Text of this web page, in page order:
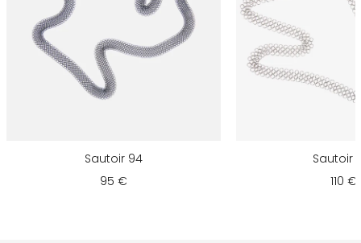
Sautoir 94
95 €
Sautoir
110 €